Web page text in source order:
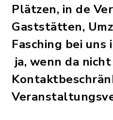
Plätzen, in de
Gaststätten,
Fasching bei uns
ja, wenn da